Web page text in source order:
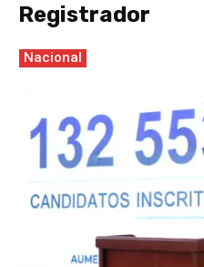
Registrador
Nacional